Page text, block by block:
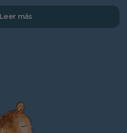
Leer más